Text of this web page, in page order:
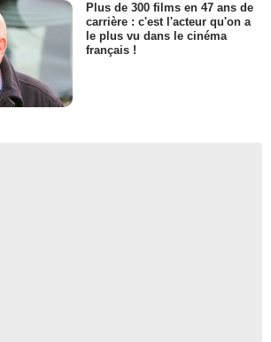
Plus de 300 films en 47 ans de
carrière : c'est l'acteur qu'on a
le plus vu dans le cinéma
français !